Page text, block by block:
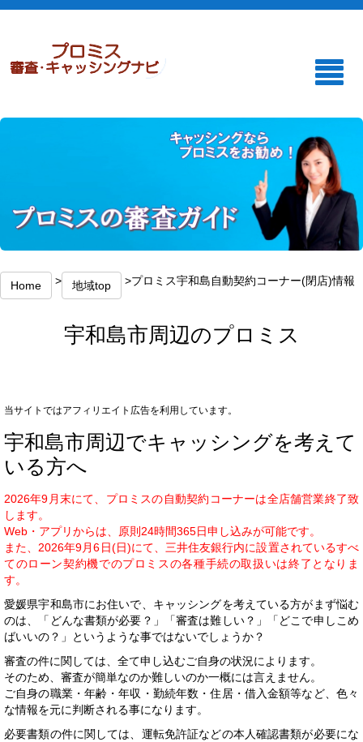
Home > 地域top >プロミス宇和島自動契約コーナー(閉店)情報
宇和島市周辺のプロミス
当サイトではアフィリエイト広告を利用しています。
宇和島市周辺でキャッシングを考えて
いる方へ
2026年9月末にて、プロミスの自動契約コーナーは全店舗営業終了致
します。
Web・アプリからは、原則24時間365日申し込みが可能です。
また、2026年9月6日(日)にて、三井住友銀行内に設置されているすべ
てのローン契約機でのプロミスの各種手続の取扱いは終了となりま
す。
愛媛県宇和島市にお住いで、キャッシングを考えている方がまず悩む
のは、「どんな書類が必要？」「審査は難しい？」「どこで申しこめ
ばいいの？」というような事ではないでしょうか？
審査の件に関しては、全て申し込むご自身の状況によります。
そのため、審査が簡単なのか難しいのか一概には言えません。
ご自身の職業・年齢・年収・勤続年数・住居・借入金額等など、色々
な情報を元に判断される事になります。
必要書類の件に関しては、運転免許証などの本人確認書類が必要にな